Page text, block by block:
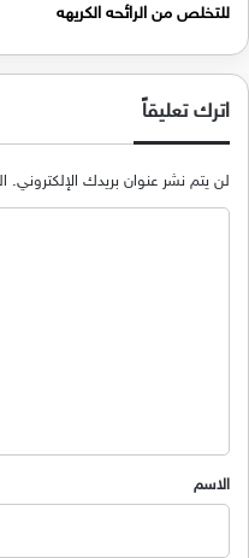
للتخلص من الرائحه الكريهه
اترك تعليقاً
لن يتم نشر عنوان بريدك الإلكتروني.
*
الاسم